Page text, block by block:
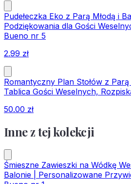
Pudełeczka Eko z Parą Młodą i
Podziękowania dla Gości
Bueno nr 5
2.99 zł
Romantyczny Plan Stołów z Parą
Tablica Gości Weselnych,
50.00 zł
Inne z tej kolekcji
Śmieszne Zawieszki na Wódkę
Balonie | Personalizowane